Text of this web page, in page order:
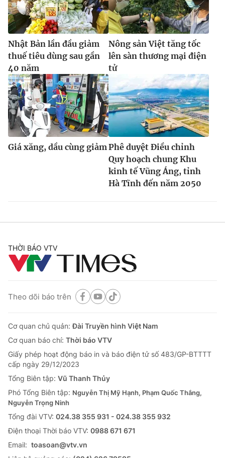
Nhật Bản lần đầu giảm
thuế tiêu dùng sau gần
40 năm
Nông sản Việt tăng tốc
lên sàn thương mại điện
tử
Giá xăng, dầu cùng giảmPhê duyệt Điều chỉnh
Quy hoạch chung Khu
kinh tế Vũng Áng, tỉnh
Hà Tĩnh đến năm 2050
THỜI BÁO VTV
Theo dõi báo trên
Cơ quan chủ quản:Đài Truyền hình Việt Nam
Cơ quan báo chí: Thời báo VTV
Giấy phép hoạt động báo in và báo điện tử số 483/GP-BTTTT
cấp ngày 29/12/2023
Tổng Biên tập: Vũ Thanh Thủy
Phó Tổng Biên tập: Nguyễn Thị Mỹ Hạnh, Phạm Quốc Thắng,
Nguyễn Trọng Ninh
Tổng đài VTV: 024.38 355 931 - 024.38 355 932
Ðiện thoại Thời báo VTV: 0988 671 671
Email: toasoan@vtv.vn